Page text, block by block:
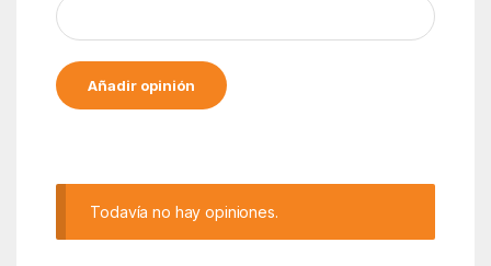
Todavía no hay opiniones.